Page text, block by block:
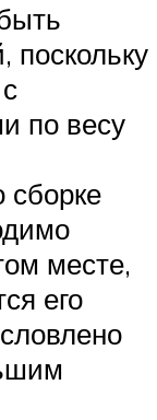
поскольку
по весу
сборке
месте,
его